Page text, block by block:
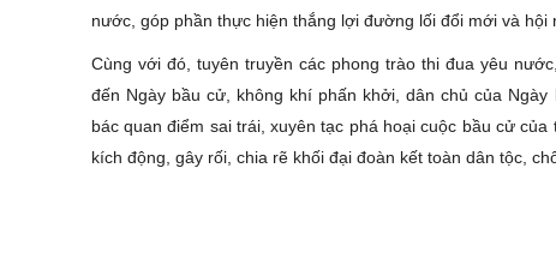
nước, góp phần thực hiện thắng lợi đường lối đổi mới và hội
Cùng với đó, tuyên truyền các phong trào thi đua yêu
đến Ngày bầu cử, không khí phấn khởi, dân chủ của
bác quan điểm sai trái, xuyên tạc phá hoại cuộc bầu cử
kích động, gây rối, chia rẽ khối đại đoàn kết toàn dân tộc,